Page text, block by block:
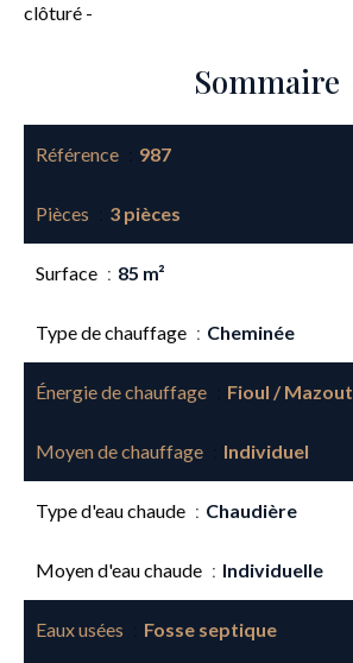
clôturé -
Sommaire
Référence 987
Pièces 3 pièces
Surface 85 m²
Type de chauffage Cheminée
Énergie de chauffage Fioul / Mazout
Moyen de chauffage Individuel
Type d'eau chaude Chaudière
Moyen d'eau chaude Individuelle
Eaux usées Fosse septique